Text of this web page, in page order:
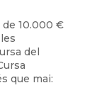
de 10.000 €
del
que mai: